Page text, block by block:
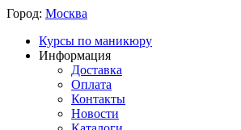
Город: Москва
Курсы по маникюру
Информация
Доставка
Оплата
Контакты
Новости